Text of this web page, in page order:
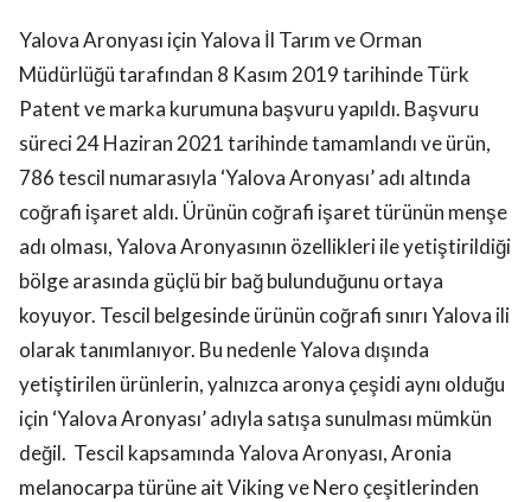
Yalova Aronyası için Yalova İl Tarım ve Orman
Müdürlüğü tarafından 8 Kasım 2019 tarihinde Türk
Patent ve marka kurumuna başvuru yapıldı. Başvuru
süreci 24 Haziran 2021 tarihinde tamamlandı ve ürün,
786 tescil numarasıyla ‘Yalova Aronyası’ adı altında
coğrafi işaret aldı. Ürünün coğrafi işaret türünün menşe
adı olması, Yalova Aronyasının özellikleri ile yetiştirildiği
bölge arasında güçlü bir bağ bulunduğunu ortaya
koyuyor. Tescil belgesinde ürünün coğrafi sınırı Yalova ili
olarak tanımlanıyor. Bu nedenle Yalova dışında
yetiştirilen ürünlerin, yalnızca aronya çeşidi aynı olduğu
için ‘Yalova Aronyası’ adıyla satışa sunulması mümkün
değil. Tescil kapsamında Yalova Aronyası, Aronia
melanocarpa türüne ait Viking ve Nero çeşitlerinden